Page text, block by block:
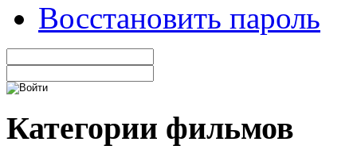
Восстановить пароль
Категории фильмов